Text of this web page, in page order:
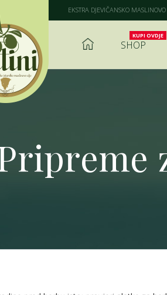
EKSTRA DJEVIČANSKO
SHOP